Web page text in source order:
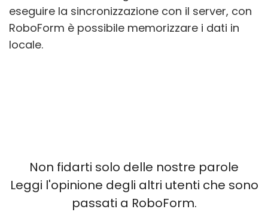
eseguire la sincronizzazione con il server, con
RoboForm è possibile memorizzare i dati in
locale.
Non fidarti solo delle nostre parole
Leggi l'opinione degli altri utenti che sono
passati a RoboForm.